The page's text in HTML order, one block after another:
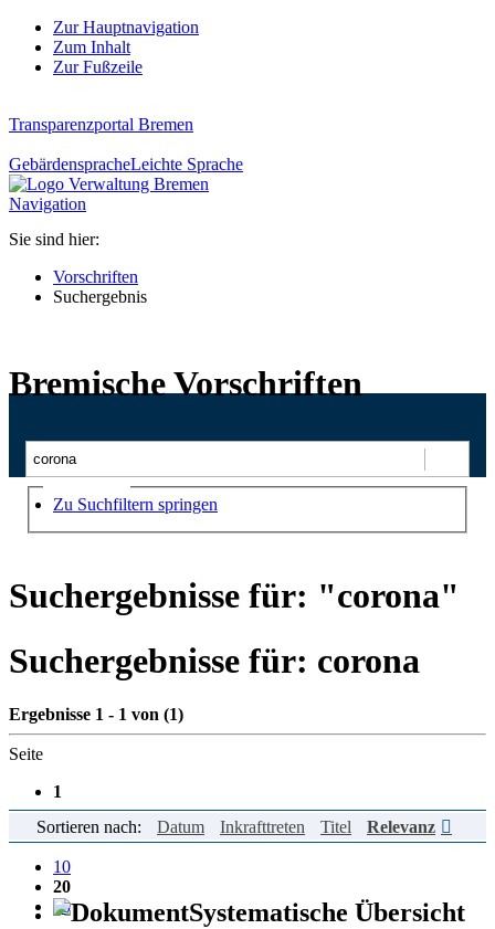
Zur Hauptnavigation
Zum Inhalt
Zur Fußzeile
Transparenzportal Bremen
GebärdenspracheLeichte Sprache
Navigation
Sie sind hier:
Vorschriften
Suchergebnis
Bremische Vorschriften
Suchen
Zu Suchfiltern springen
Suchergebnisse für: "corona"
Suchergebnisse für: corona
Ergebnisse 1 - 1 von (1)
Seite
1
Einträge pro Seite
10
20
50
Sortieren nach: Datum Inkrafttreten Titel Relevanz
Systematische Übersicht